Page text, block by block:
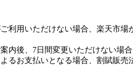
利用いただけない場合、楽天市
内後、7日間変更いただけない場
るお支払いとなる場合、割賦販